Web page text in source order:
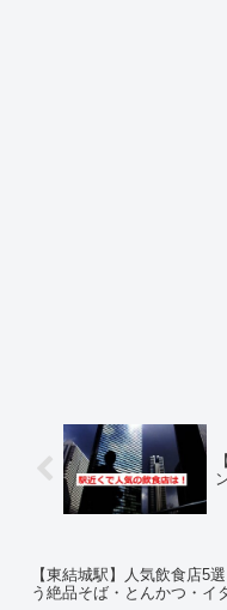
【東結城駅】人気飲食店5
う絶品そば・とんかつ・イ